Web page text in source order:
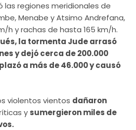
las regiones meridionales de
Menabe y Atsimo Andrefana,
h y rachas de hasta 165 km/h.
la tormenta Jude arrasó
y dejó cerca de 200.000
a más de 46.000 y causó
violentos vientos dañaron
y sumergieron miles de